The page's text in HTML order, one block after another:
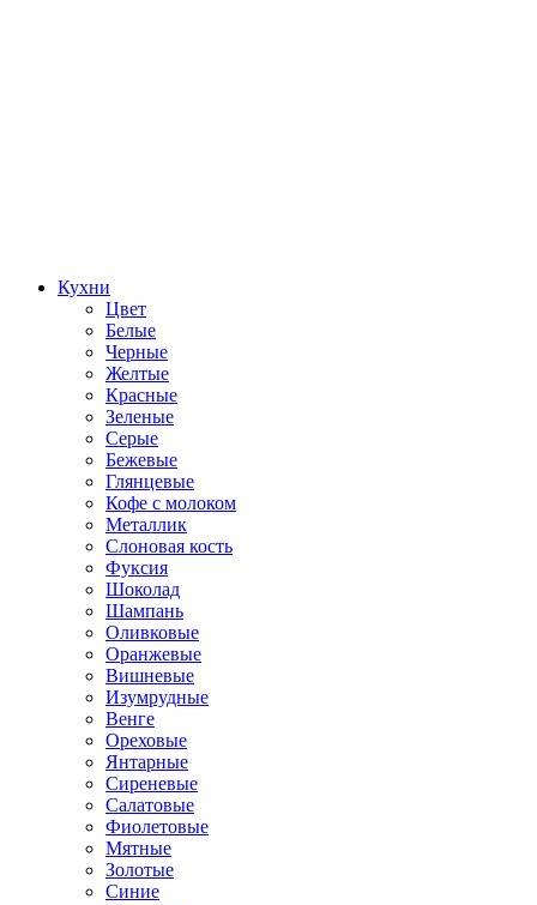
Кухни
Цвет
Белые
Черные
Желтые
Красные
Зеленые
Серые
Бежевые
Глянцевые
Кофе с молоком
Металлик
Слоновая кость
Фуксия
Шоколад
Шампань
Оливковые
Оранжевые
Вишневые
Изумрудные
Венге
Ореховые
Янтарные
Сиреневые
Салатовые
Фиолетовые
Мятные
Золотые
Синие